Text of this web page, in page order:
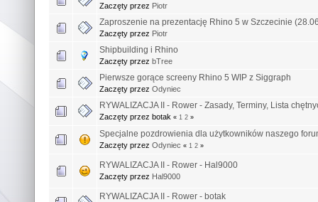
Zaczęty przez Piotr
Zaproszenie na prezentację Rhino 5 w Szczecinie
Zaczęty przez Piotr
Shipbuilding i Rhino
Zaczęty przez bTree
Pierwsze gorące screeny Rhino 5 WIP z Siggraph
Zaczęty przez Odyniec
RYWALIZACJA II - Rower - Zasady, Terminy, Lista
Zaczęty przez botak « 1 2 »
Specjalne pozdrowienia dla użytkowników naszego
Zaczęty przez Odyniec « 1 2 »
RYWALIZACJA II - Rower - Hal9000
Zaczęty przez Hal9000
RYWALIZACJA II - Rower - botak